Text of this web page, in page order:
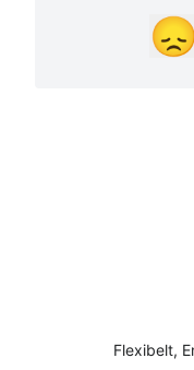
😞
Flexibelt,